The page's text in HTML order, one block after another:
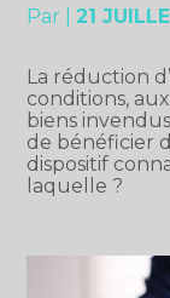
Par 21
La réduction
conditions,
biens
de bénéficier
dispositif
laquelle ?